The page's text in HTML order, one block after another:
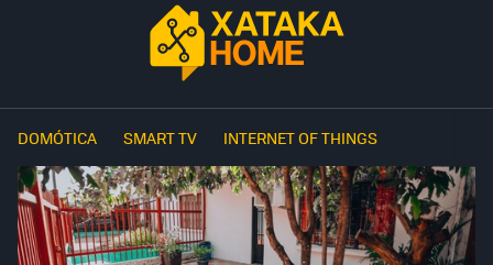
DOMÓTICA SMART TV INTERNET OF THINGS